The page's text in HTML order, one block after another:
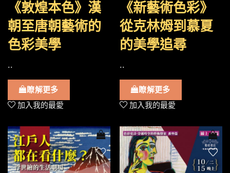
《敦煌本色》漢
朝至唐朝藝術的
色彩美學
..
瞭解更多
加入我的最愛
《新藝術色彩》
從克林姆到慕夏
的美學追尋
..
瞭解更多
加入我的最愛